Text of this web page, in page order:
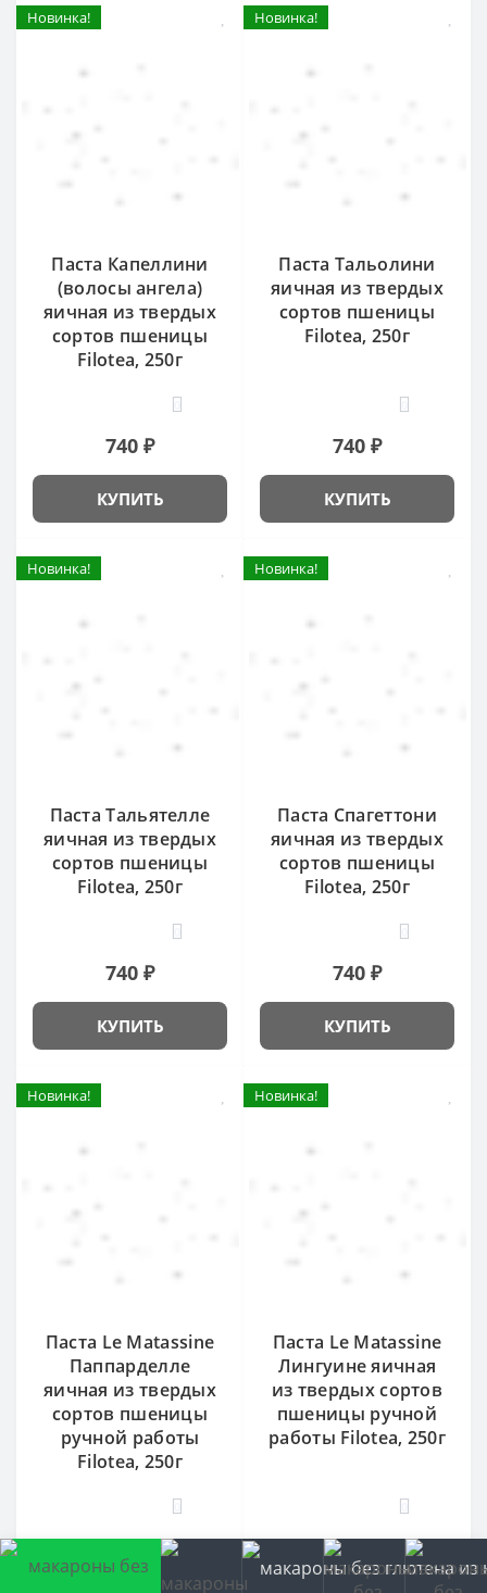
Новинка!
Паста Капеллини
(волосы ангела)
яичная из твердых
сортов пшеницы
Filotea, 250г
740 ₽
КУПИТЬ
Новинка!
Паста Тальолини
яичная из твердых
сортов пшеницы
Filotea, 250г
740 ₽
КУПИТЬ
Новинка!
Паста Тальятелле
яичная из твердых
сортов пшеницы
Filotea, 250г
740 ₽
КУПИТЬ
Новинка!
Паста Спагеттони
яичная из твердых
сортов пшеницы
Filotea, 250г
740 ₽
КУПИТЬ
Новинка!
Паста Le Matassine
Паппарделле
яичная из твердых
сортов пшеницы
ручной работы
Filotea, 250г
685 ₽
Новинка!
Паста Le Matassine
Лингуине яичная
из твердых сортов
пшеницы ручной
работы Filotea, 250г
685 ₽